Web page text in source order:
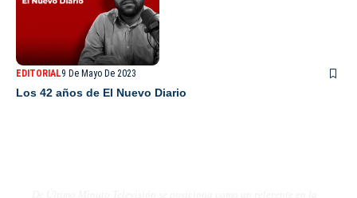
EDITORIAL9 De Mayo De 2023
Los 42 años de El Nuevo Diario